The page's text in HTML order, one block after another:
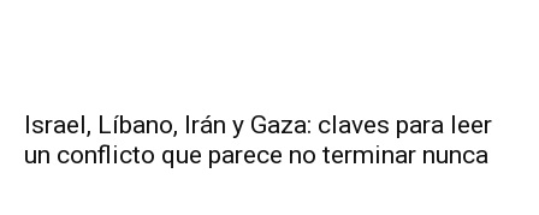
Israel, Líbano, Irán y Gaza: claves para leer
un conflicto que parece no terminar nunca